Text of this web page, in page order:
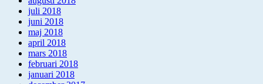
juli 2018
juni 2018
maj 2018
april 2018
mars 2018
februari 2018
januari 2018